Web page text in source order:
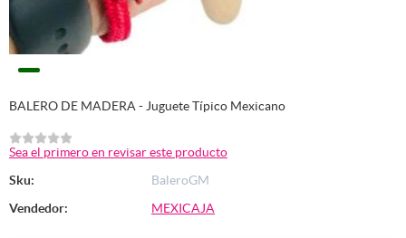
BALERO DE MADERA - Juguete Típico Mexicano
Sea el primero en revisar este producto
Sku:
BaleroGM
Vendedor:
MEXICAJA